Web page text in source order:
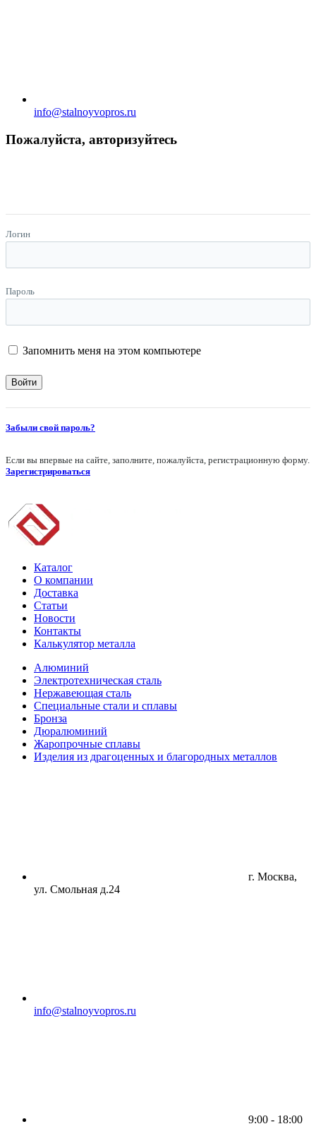
info@stalnoyvopros.ru
Пожалуйста, авторизуйтесь
Логин
Пароль
Запомнить меня на этом компьютере
Забыли свой пароль?
Если вы впервые на сайте, заполните, пожалуйста, регистрационную форму.
Зарегистрироваться
Каталог
О компании
Доставка
Статьи
Новости
Контакты
Калькулятор металла
Алюминий
Электротехническая сталь
Нержавеющая сталь
Специальные стали и сплавы
Бронза
Дюралюминий
Жаропрочные сплавы
Изделия из драгоценных и благородных металлов
г. Москва,
ул. Смольная д.24
info@stalnoyvopros.ru
9:00 - 18:00